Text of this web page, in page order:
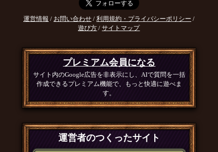
運営情報 / お問い合わせ/ 利用規約・プライバシーポリシー /
遊び方 /サイトマップ
プレミアム会員になる
サイト内のGoogle広告を非表示にし、AIで質問を一括
作成できるプレミアム機能で、もっと快適に遊べま
す。
運営者のつくったサイト